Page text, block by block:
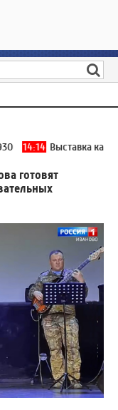
«Ивтелерадио»
14:14 Выставка
готовят